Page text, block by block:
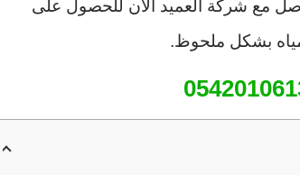
مع شركة العميد الآن للحصول على
بشكل ملحوظ.